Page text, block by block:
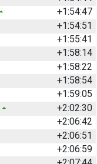
+1:54:47
+1:54:51
+1:55:41
+1:58:14
+1:58:22
+1:58:54
+1:59:05
+2:02:30
+2:06:42
+2:06:51
+2:06:59